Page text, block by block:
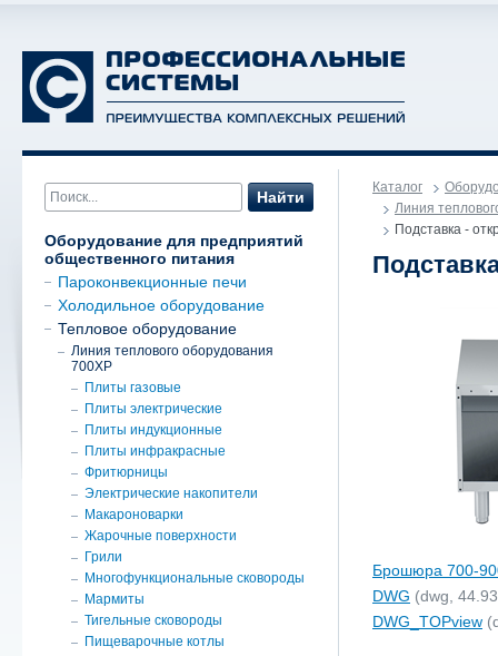
Найти
Оборудование для предприятий
общественного питания
Пароконвекционные печи
Холодильное оборудование
Тепловое оборудование
Линия теплового оборудования
700XP
Плиты газовые
Плиты электрические
Плиты индукционные
Плиты инфракрасные
Фритюрницы
Электрические накопители
Макароноварки
Жарочные поверхности
Грили
Многофункциональные сковороды
Мармиты
Тигельные сковороды
Пищеварочные котлы
Каталог
Линия
Подставка -
Брошюра 700-
DWG (dwg,
DWG_TOPview